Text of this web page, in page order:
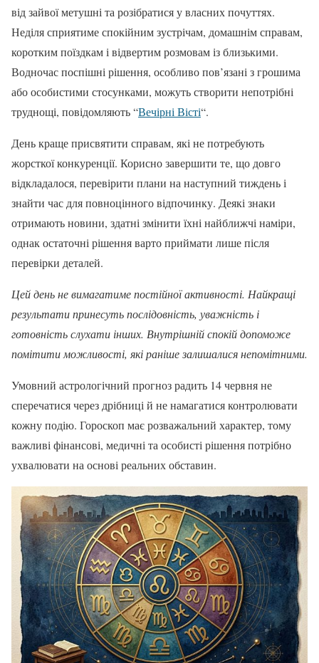
від зайвої метушні та розібратися у власних почуттях.
Неділя сприятиме спокійним зустрічам, домашнім справам,
коротким поїздкам і відвертим розмовам із близькими.
Водночас поспішні рішення, особливо пов’язані з грошима
або особистими стосунками, можуть створити непотрібні
труднощі, повідомляють “Вечірні Вісті“.
День краще присвятити справам, які не потребують
жорсткої конкуренції. Корисно завершити те, що довго
відкладалося, перевірити плани на наступний тиждень і
знайти час для повноцінного відпочинку. Деякі знаки
отримають новини, здатні змінити їхні найближчі наміри,
однак остаточні рішення варто приймати лише після
перевірки деталей.
Цей день не вимагатиме постійної активності. Найкращі
результати принесуть послідовність, уважність і
готовність слухати інших. Внутрішній спокій допоможе
помітити можливості, які раніше залишалися непомітними.
Умовний астрологічний прогноз радить 14 червня не
сперечатися через дрібниці й не намагатися контролювати
кожну подію. Гороскоп має розважальний характер, тому
важливі фінансові, медичні та особисті рішення потрібно
ухвалювати на основі реальних обставин.